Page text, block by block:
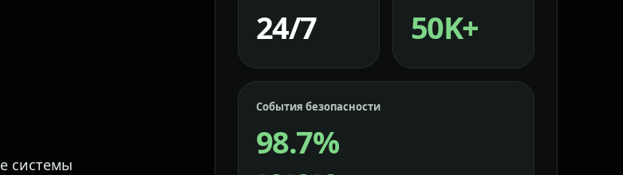
системы
24/7 50K+
События безопасности
98.7%